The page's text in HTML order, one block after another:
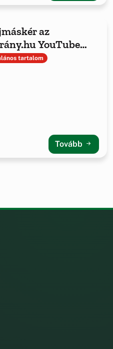
az
YouTube
tartalom
Tovább